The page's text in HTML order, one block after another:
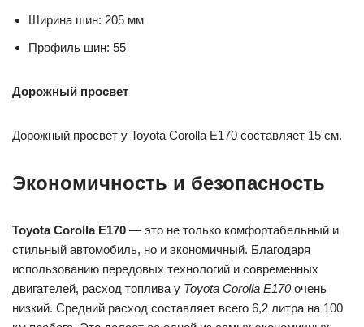
Ширина шин: 205 мм
Профиль шин: 55
Дорожный просвет
Дорожный просвет у Toyota Corolla E170 составляет 15 см.
Экономичность и безопасность
Toyota Corolla E170 — это не только комфортабельный и
стильный автомобиль, но и экономичный. Благодаря
использованию передовых технологий и современных
двигателей, расход топлива у Toyota Corolla E170очень
низкий. Средний расход составляет всего 6,2 литра на 100